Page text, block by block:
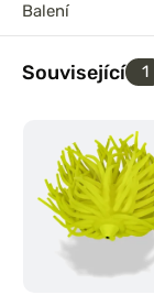
Balení
Související 1